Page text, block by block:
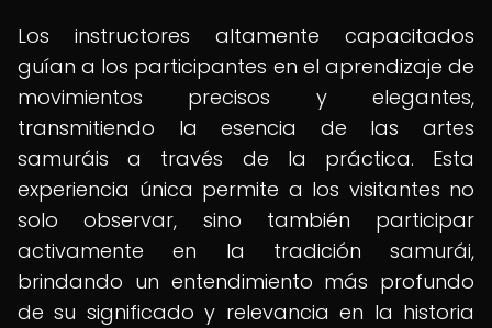
Los instructores altamente capacitados
guían a los participantes en el aprendizaje de
movimientos precisos y elegantes,
transmitiendo la esencia de las artes
samuráis a través de la práctica. Esta
experiencia única permite a los visitantes no
solo observar, sino también participar
activamente en la tradición samurái,
brindando un entendimiento más profundo
de su significado y relevancia en la historia